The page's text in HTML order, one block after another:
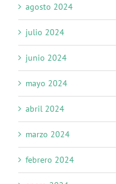
agosto 2024
julio 2024
junio 2024
mayo 2024
abril 2024
marzo 2024
febrero 2024